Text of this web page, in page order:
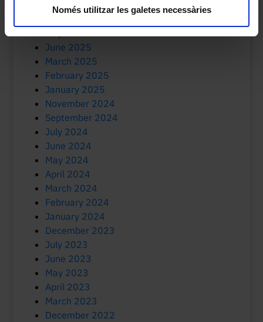
Només utilitzar les galetes necessàries
October 2025
July 2025
June 2025
March 2025
February 2025
January 2025
November 2024
September 2024
July 2024
June 2024
May 2024
April 2024
March 2024
February 2024
January 2024
December 2023
July 2023
June 2023
May 2023
April 2023
March 2023
December 2022